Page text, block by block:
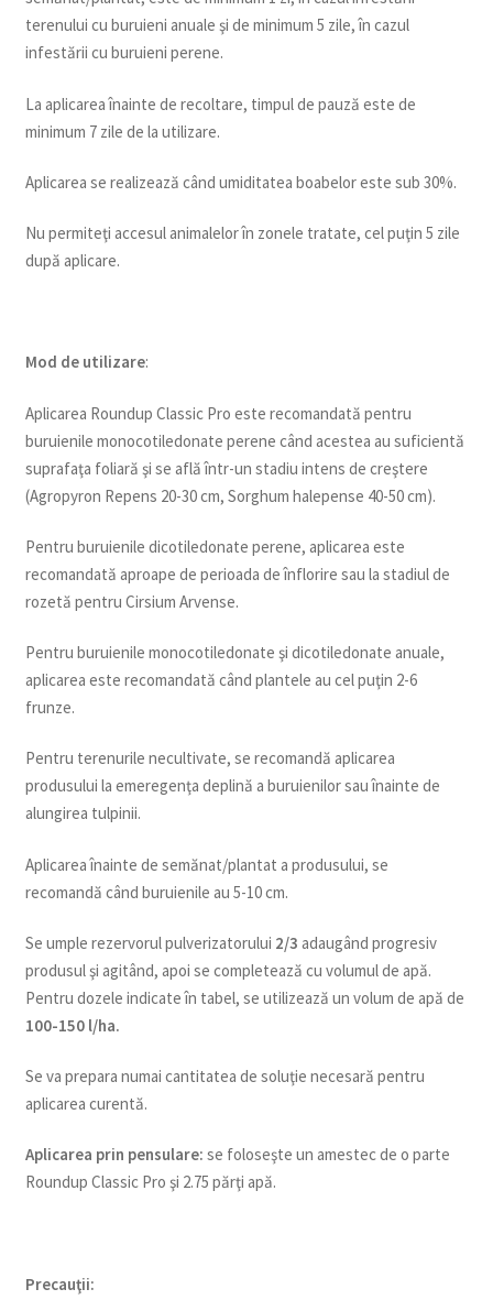
terenului cu buruieni anuale şi de minimum 5 zile, în cazul
infestării cu buruieni perene.
La aplicarea înainte de recoltare, timpul de pauză este de
minimum 7 zile de la utilizare.
Aplicarea se realizează când umiditatea boabelor este sub 30%.
Nu permiteţi accesul animalelor în zonele tratate, cel puţin 5 zile
după aplicare.
Mod de utilizare:
Aplicarea Roundup Classic Pro este recomandată pentru
buruienile monocotiledonate perene când acestea au suficientă
suprafaţa foliară şi se află într-un stadiu intens de creştere
(Agropyron Repens 20-30 cm, Sorghum halepense 40-50 cm).
Pentru buruienile dicotiledonate perene, aplicarea este
recomandată aproape de perioada de înflorire sau la stadiul de
rozetă pentru Cirsium Arvense.
Pentru buruienile monocotiledonate şi dicotiledonate anuale,
aplicarea este recomandată când plantele au cel puţin 2-6
frunze.
Pentru terenurile necultivate, se recomandă aplicarea
produsului la emeregenţa deplină a buruienilor sau înainte de
alungirea tulpinii.
Aplicarea înainte de semănat/plantat a produsului, se
recomandă când buruienile au 5-10 cm.
Se umple rezervorul pulverizatorului 2/3 adaugând progresiv
produsul şi agitând, apoi se completează cu volumul de apă.
Pentru dozele indicate în tabel, se utilizează un volum de apă de
100-150 l/ha.
Se va prepara numai cantitatea de soluţie necesară pentru
aplicarea curentă.
Aplicarea prin pensulare: se foloseşte un amestec de o parte
Roundup Classic Pro şi 2.75 părţi apă.
Precauţii: